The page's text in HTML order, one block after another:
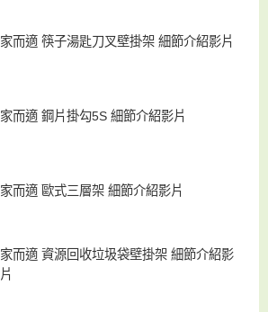
家而適 筷子湯匙刀叉壁掛架 細節介紹影片
家而適 鋼片掛勾5S 細節介紹影片
家而適 歐式三層架 細節介紹影片
家而適 資源回收垃圾袋壁掛架 細節介紹影
片